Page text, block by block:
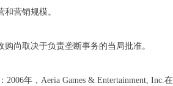
营销规模。
购尚取决于负责垄断事务的当局批准。
2006年，Aeria Games & Entertainment, Inc.